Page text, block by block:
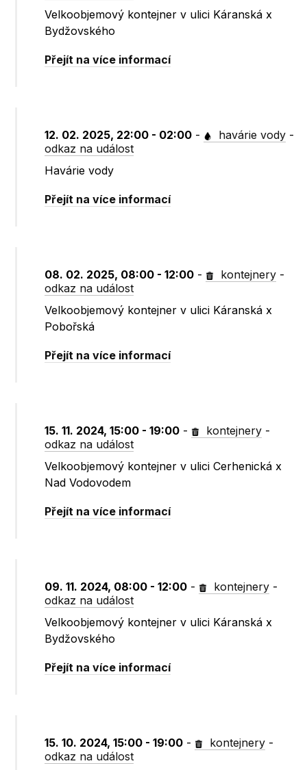
Velkoobjemový kontejner v ulici Káranská x
Bydžovského
Přejít na více informací
12. 02. 2025, 22:00 - 02:00 - havárie vody -
odkaz na událost
Havárie vody
Přejít na více informací
08. 02. 2025, 08:00 - 12:00 - kontejnery -
odkaz na událost
Velkoobjemový kontejner v ulici Káranská x
Pobořská
Přejít na více informací
15. 11. 2024, 15:00 - 19:00 - kontejnery -
odkaz na událost
Velkoobjemový kontejner v ulici Cerhenická x
Nad Vodovodem
Přejít na více informací
09. 11. 2024, 08:00 - 12:00 - kontejnery -
odkaz na událost
Velkoobjemový kontejner v ulici Káranská x
Bydžovského
Přejít na více informací
15. 10. 2024, 15:00 - 19:00 - kontejnery -
odkaz na událost